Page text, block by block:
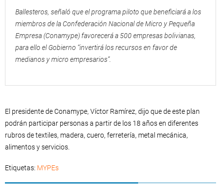
Ballesteros, señaló que el programa piloto que beneficiará a los
miembros de la Confederación Nacional de Micro y Pequeña
Empresa (Conamype) favorecerá a 500 empresas bolivianas,
para ello el Gobierno “invertirá los recursos en favor de
medianos y micro empresarios”.
El presidente de Conamype, Víctor Ramírez, dijo que de este plan
podrán participar personas a partir de los 18 años en diferentes
rubros de textiles, madera, cuero, ferretería, metal mecánica,
alimentos y servicios.
Etiquetas: MYPEs